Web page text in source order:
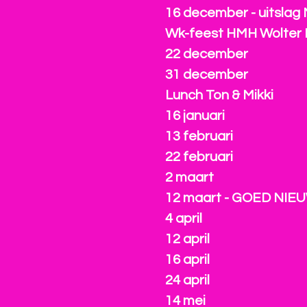
16 december - uitslag
Wk-feest HMH Wolter
22 december
31 december
Lunch Ton & Mikki
16 januari
13 februari
22 februari
2 maart
12 maart - GOED
4 april
12 april
16 april
24 april
14 mei